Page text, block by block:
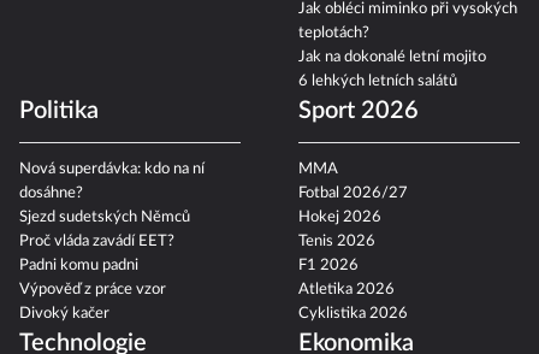
Jak obléci miminko při vysokých
teplotách?
Jak na dokonalé letní mojito
6 lehkých letních salátů
Politika
Nová superdávka: kdo na ní
dosáhne?
Sjezd sudetských Němců
Proč vláda zavádí EET?
Padni komu padni
Výpověď z práce vzor
Divoký kačer
Sport 2026
MMA
Fotbal 2026/27
Hokej 2026
Tenis 2026
F1 2026
Atletika 2026
Cyklistika 2026
Technologie Ekonomika